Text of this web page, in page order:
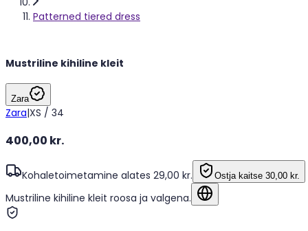
Patterned tiered dress
Mustriline kihiline kleit
Zara
Zara|XS / 34
Mustriline kihiline kleit roosa ja valgena.
400,00 kr.
Kohaletoimetamine alates 29,00 kr. Ostja kaitse 30,00 kr.